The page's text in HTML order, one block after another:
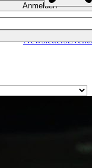
NewslettersEvents
Anmelden